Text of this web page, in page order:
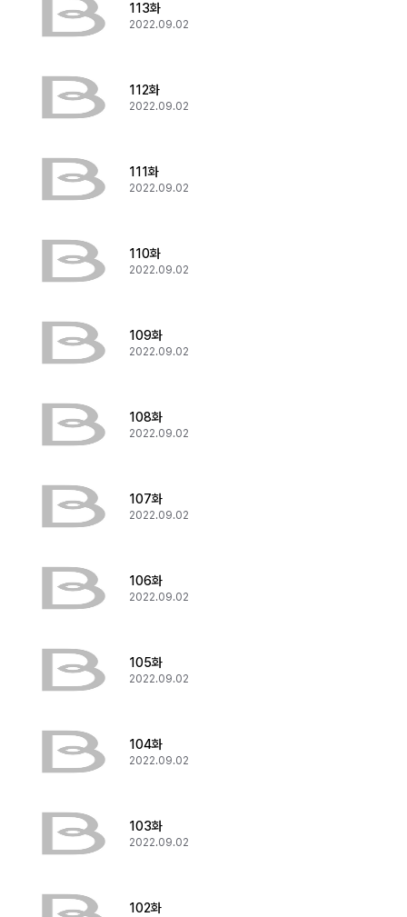
113화
2022.09.02
112화
2022.09.02
111화
2022.09.02
110화
2022.09.02
109화
2022.09.02
108화
2022.09.02
107화
2022.09.02
106화
2022.09.02
105화
2022.09.02
104화
2022.09.02
103화
2022.09.02
102화